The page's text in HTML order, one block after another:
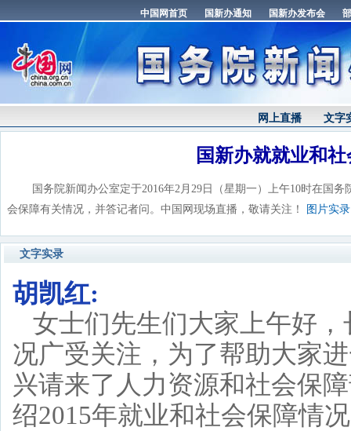
网上直播 文字
国新办就就业和
国务院新闻办公室定于2016年2月29日（星期一）上午10时在国务
会保障有关情况，并答记者问。中国网现场直播，敬请关注！
图片实录
文字实录
胡凯红:
女士们先生们大家上午好
况广受关注，为了帮助大家
兴请来了人力资源和社会保
绍2015年就业和社会保障情